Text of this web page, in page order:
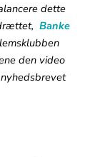
dette
Banke
den video